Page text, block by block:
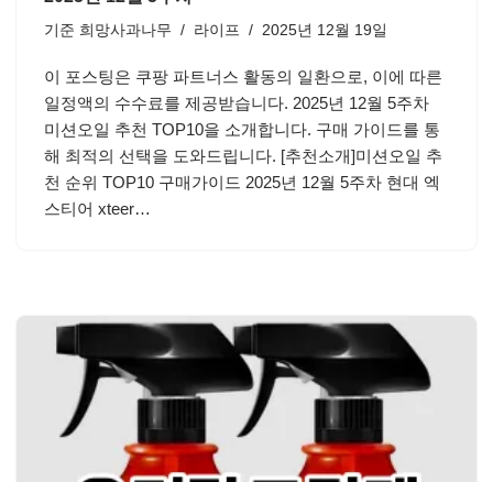
기준 희망사과나무 라이프 2025년 12월 19일
이 포스팅은 쿠팡 파트너스 활동의 일환으로, 이에 따른
일정액의 수수료를 제공받습니다. 2025년 12월 5주차
미션오일 추천 TOP10을 소개합니다. 구매 가이드를 통
해 최적의 선택을 도와드립니다. [추천소개]미션오일 추
천 순위 TOP10 구매가이드 2025년 12월 5주차 현대 엑
스티어 xteer…